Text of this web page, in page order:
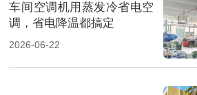
车间空调机用蒸发冷省电空
调，省电降温都搞定
2026-06-22